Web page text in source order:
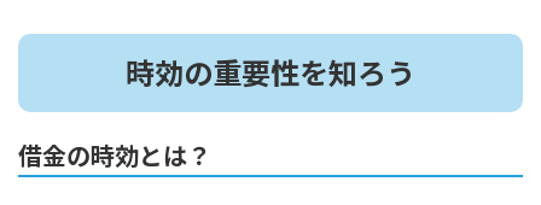
時効の重要性を知ろう
借金の時効とは？